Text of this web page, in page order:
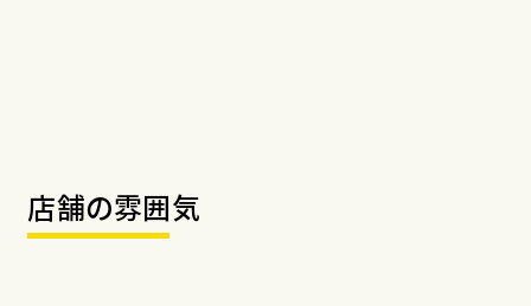
店舗の雰囲気